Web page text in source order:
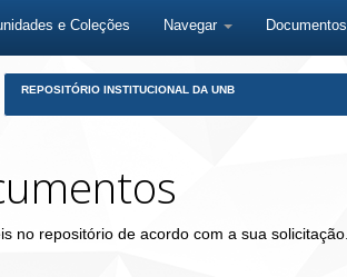
e Coleções Navegar Documentos
REPOSITÓRIO INSTITUCIONAL DA UNB
no repositório de acordo com a sua solicitação.